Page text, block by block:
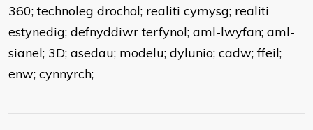
360; technoleg drochol; realiti cymysg; realiti
estynedig; defnyddiwr terfynol; aml-lwyfan; aml-
sianel; 3D; asedau; modelu; dylunio; cadw; ffeil;
enw; cynnyrch;